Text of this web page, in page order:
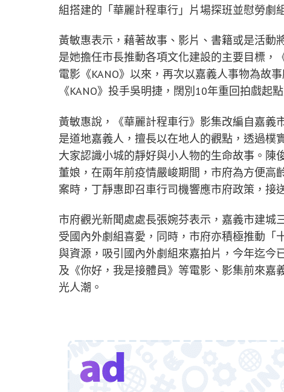
組搭建的「華麗計程車行」片場探班並慰勞劇
黃敏惠表示，藉著故事、影片、書籍或是活動
是她擔任市長推動各項文化建設的主要目標，
電影《KANO》以來，再次以嘉義人事物為故
《KANO》投手吳明捷，闊別10年重回拍戲起
黃敏惠說，《華麗計程車行》影集改編自嘉
是道地嘉義人，擅長以在地人的觀點，透過
大家認識小城的靜好與小人物的生命故事。陳
董娘，在兩年前疫情嚴峻期間，市府為方便高
案時，丁靜惠即召車行司機響應市府政策，接
市府觀光新聞處處長張婉芬表示，嘉義市建
受國內外劇組喜愛，同時，市府亦積極推動「
與資源，吸引國內外劇組來嘉拍片，今年迄今
及《你好，我是接體員》等電影、影集前來
光人潮。